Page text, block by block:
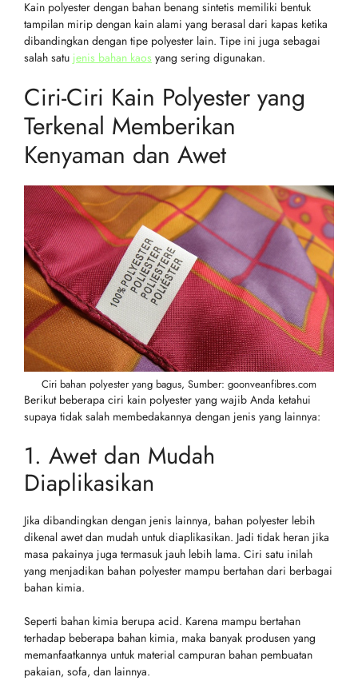
Kain polyester dengan bahan benang sintetis memiliki bentuk
tampilan mirip dengan kain alami yang berasal dari kapas ketika
dibandingkan dengan tipe polyester lain. Tipe ini juga sebagai
salah satu jenis bahan kaos yang sering digunakan.
Ciri-Ciri Kain Polyester yang
Terkenal Memberikan
Kenyaman dan Awet
Ciri bahan polyester yang bagus, Sumber: goonveanfibres.com
Berikut beberapa ciri kain polyester yang wajib Anda ketahui
supaya tidak salah membedakannya dengan jenis yang lainnya:
1. Awet dan Mudah
Diaplikasikan
Jika dibandingkan dengan jenis lainnya, bahan polyester lebih
dikenal awet dan mudah untuk diaplikasikan. Jadi tidak heran jika
masa pakainya juga termasuk jauh lebih lama. Ciri satu inilah
yang menjadikan bahan polyester mampu bertahan dari berbagai
bahan kimia.
Seperti bahan kimia berupa acid. Karena mampu bertahan
terhadap beberapa bahan kimia, maka banyak produsen yang
memanfaatkannya untuk material campuran bahan pembuatan
pakaian, sofa, dan lainnya.